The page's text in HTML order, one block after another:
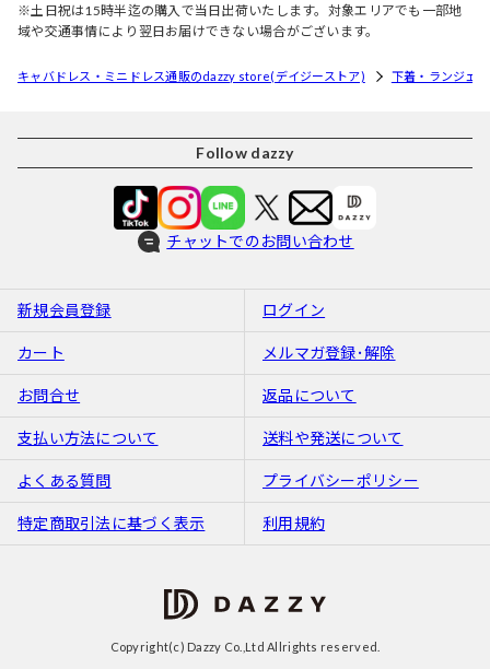
※土日祝は15時半迄の購入で当日出荷いたします。対象エリアでも一部地
域や交通事情により翌日お届けできない場合がございます。
キャバドレス・ミニドレス通販のdazzy store(デイジーストア) 下着・ランジェ
Follow dazzy
チャットでのお問い合わせ
新規会員登録 ログイン
カート メルマガ登録･解除
お問合せ 返品について
支払い方法について 送料や発送について
よくある質問 プライバシーポリシー
特定商取引法に基づく表示 利用規約
Copyright(c) Dazzy Co.,Ltd Allrights reserved.